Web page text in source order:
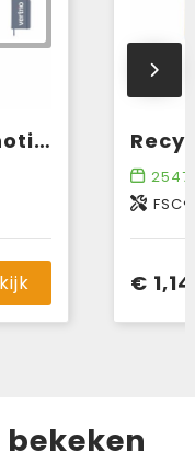
Pocket Notebook A6 notitieboek
€ 1,14